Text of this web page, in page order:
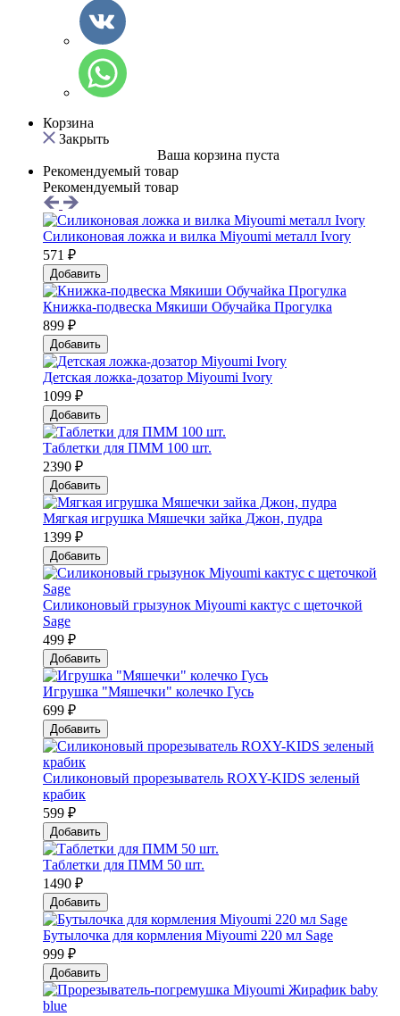
Корзина
Закрыть
Ваша корзина пуста
Рекомендуемый товар
Рекомендуемый товар
Силиконовая ложка и вилка Мiyoumi металл Ivory
571 ₽
Добавить
Книжка-подвеска Мякиши Обучайка Прогулка
899 ₽
Добавить
Детская ложка-дозатор Мiyoumi Ivory
1099 ₽
Добавить
Таблетки для ПММ 100 шт.
2390 ₽
Добавить
Мягкая игрушка Мяшечки зайка Джон, пудра
1399 ₽
Добавить
Силиконовый грызунок Мiyoumi кактус с щеточкой
Sage
499 ₽
Добавить
Игрушка "Мяшечки" колечко Гусь
699 ₽
Добавить
Силиконовый прорезыватель ROXY-KIDS зеленый
крабик
599 ₽
Добавить
Таблетки для ПММ 50 шт.
1490 ₽
Добавить
Бутылочка для кормления Miyoumi 220 мл Sage
999 ₽
Добавить